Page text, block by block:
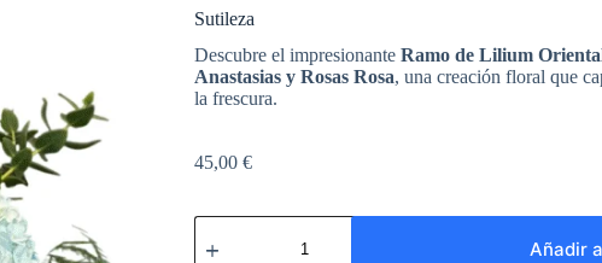
Sutileza
Descubre el impresionante Ramo de Lilium
Anastasias y Rosas Rosa, una creación floral que
la frescura.
45,00 €
Sutileza
cantidad
Añadir